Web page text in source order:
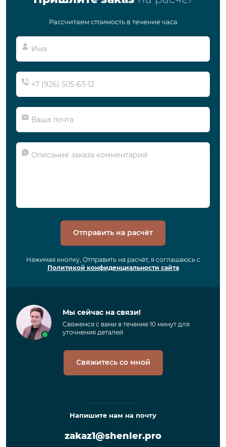
Рассчитаем стоимость в течение часа
Отправить на расчёт
Нажимая кнопку, Отправить на расчёт, я соглашаюсь с
Политикой конфиденциальности сайта
Мы сейчас на связи!
Свяжемся с вами в течение 10 минут для
уточнения деталей
Свяжитесь со мной
Напишите нам на почту
zakaz1@shenler.pro